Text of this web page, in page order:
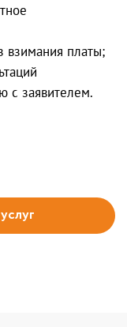
взимания платы;
с заявителем.